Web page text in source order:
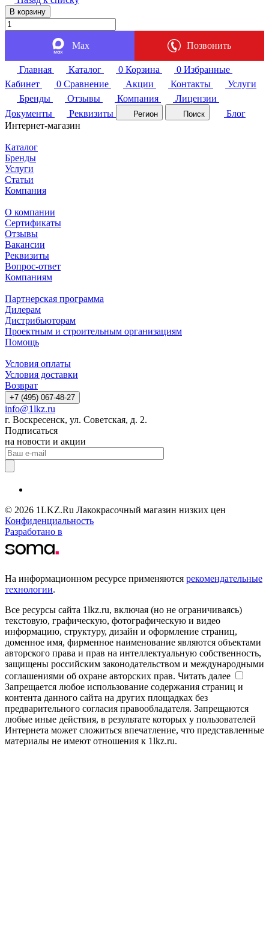
В корзину
Max Позвонить
Главная Каталог 0 Корзина 0 Избранные
Кабинет
0 Сравнение Акции Контакты
Услуги
Бренды
Отзывы Компания
Лицензии
Документы
Реквизиты Регион Поиск
Блог
Интернет-магазин
Каталог
Бренды
Услуги
Статьи
Компания
О компании
Сертификаты
Отзывы
Вакансии
Реквизиты
Вопрос-ответ
Компаниям
Партнерская программа
Дилерам
Дистрибьюторам
Проектным и строительным организациям
Помощь
Условия оплаты
Условия доставки
Возврат
+7 (495) 067-48-27
info@1lkz.ru
г. Воскресенск, ул. Советская, д. 2.
Подписаться
на новости и акции
© 2026 1LKZ.Ru Лакокрасочный магазин низких цен
Конфиденциальность
Разработано в
На информационном ресурсе применяются рекомендательные
технологии.
Все ресурсы сайта 1lkz.ru, включая (но не ограничиваясь)
текстовую, графическую, фотографическую и видео
информацию, структуру, дизайн и оформление страниц,
доменное имя, фирменное наименование являются объектами
авторского права и прав на интеллектуальную собственность,
защищены российским законодательством и международными
соглашениями об охране авторских прав. Читать далее
Запрещается любое использование содержания страниц и
контента данного сайта на других площадках без
предварительного согласия правообладателя. Запрещаются
любые иные действия, в результате которых у пользователей
Интернета может сложиться впечатление, что представленные
материалы не имеют отношения к 1lkz.ru.